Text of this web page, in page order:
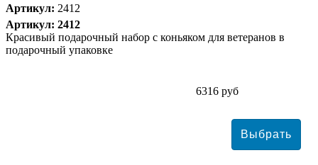
Артикул: 2412
Артикул: 2412
Красивый подарочный набор с коньяком для ветеранов в
подарочный упаковке
6316 руб